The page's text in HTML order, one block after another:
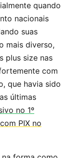
quando
nacionais
suas
mais diverso,
plus size nas
com
que havia sido
últimas
no 1º
PIX no